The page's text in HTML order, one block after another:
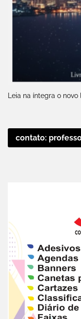
Leia na íntegra o novo
contato: